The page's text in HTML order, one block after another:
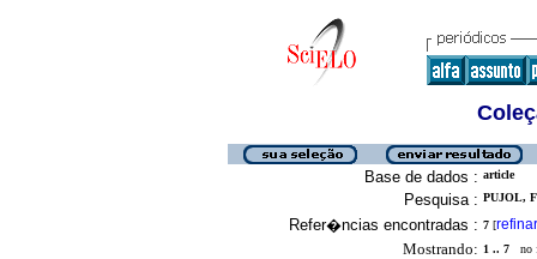
Base de dados : article
Pesquisa : PUJOL,
Refer�ncias encontradas : 7 [refinar
Mostrando: 1 .. 7 no